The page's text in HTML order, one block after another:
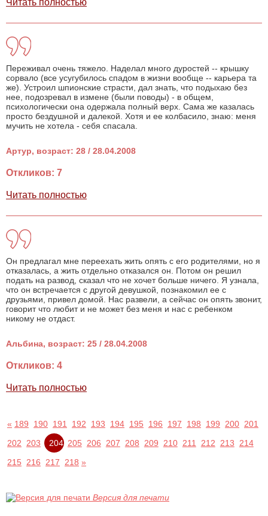
Переживал очень тяжело. Наделал много дуростей -- крышку
сорвало (все усугубилось спадом в жизни вообще -- карьера та
же). Устроил шпионские страсти, дал знать, что подыхаю без
нее, подозревал в измене (были поводы) - в общем,
психологически она одержала полный верх. Сама же казалась
просто бездушной и далекой. Хотя и ее колбасило, знаю: меня
мучить не хотела - себя спасала.
Артур, возраст: 28 / 28.04.2008
Откликов: 7
Читать полностью
Он предлагал мне переехать жить опять с его родителями, но я
отказалась, а жить отдельно отказался он. Потом он решил
подать на развод, сказал что не хочет больше ничего. Я узнала,
что он встречается с другой девушкой, познакомил ее с
друзьями, привел домой. Нас развели, а сейчас он опять звонит,
говорит что любит и не может без меня и нас с ребенком
никому не отдаст.
Альбина, возраст: 25 / 28.04.2008
Откликов: 4
Читать полностью
« 189 190 191 192 193 194 195 196 197 198 199 200 201
202
203 204 205 206 207 208 209 210 211 212 213
214
215
216 217 218 »
Версия для печати